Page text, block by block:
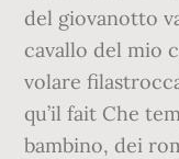
del giovanotto
cavallo del mio
volare
qu’il fait Che
bambino, dei